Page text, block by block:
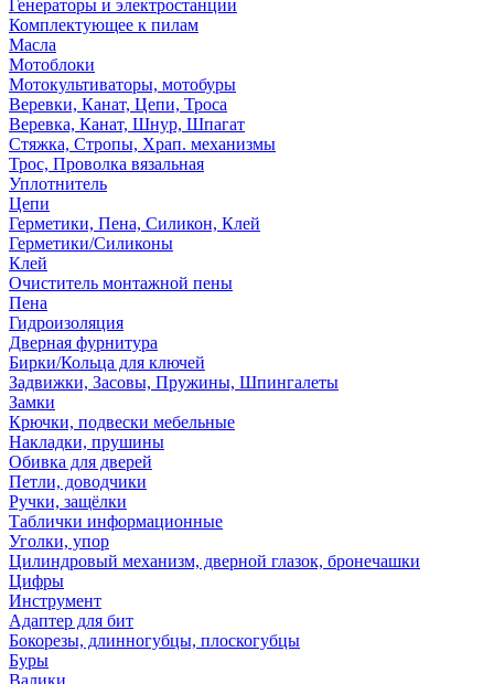
Генераторы и электростанции
Комплектующее к пилам
Масла
Мотоблоки
Мотокультиваторы, мотобуры
Веревки, Канат, Цепи, Троса
Веревка, Канат, Шнур, Шпагат
Стяжка, Стропы, Храп. механизмы
Трос, Проволка вязальная
Уплотнитель
Цепи
Герметики, Пена, Силикон, Клей
Герметики/Силиконы
Клей
Очиститель монтажной пены
Пена
Гидроизоляция
Дверная фурнитура
Бирки/Кольца для ключей
Задвижки, Засовы, Пружины, Шпингалеты
Замки
Крючки, подвески мебельные
Накладки, прушины
Обивка для дверей
Петли, доводчики
Ручки, защёлки
Таблички информационные
Уголки, упор
Цилиндровый механизм, дверной глазок, бронечашки
Цифры
Инструмент
Адаптер для бит
Бокорезы, длинногубцы, плоскогубцы
Буры
Валики